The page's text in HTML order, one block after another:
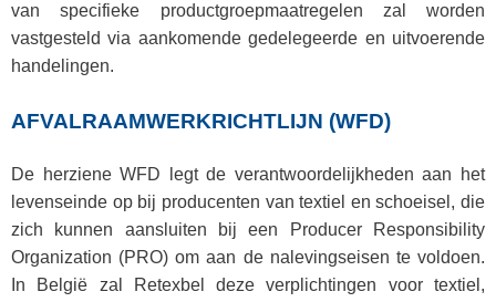
van specifieke productgroepmaatregelen zal worden
vastgesteld via aankomende gedelegeerde en uitvoerende
handelingen.
AFVALRAAMWERKRICHTLIJN (WFD)
De herziene WFD legt de verantwoordelijkheden aan het
levenseinde op bij producenten van textiel en schoeisel, die
zich kunnen aansluiten bij een Producer Responsibility
Organization (PRO) om aan de nalevingseisen te voldoen.
In België zal Retexbel deze verplichtingen voor textiel,